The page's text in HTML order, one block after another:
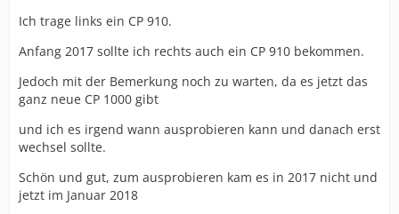
Ich trage links ein CP 910.
Anfang 2017 sollte ich rechts auch ein CP 910 bekommen.
Jedoch mit der Bemerkung noch zu warten, da es jetzt das
ganz neue CP 1000 gibt
und ich es irgend wann ausprobieren kann und danach erst
wechsel sollte.
Schön und gut, zum ausprobieren kam es in 2017 nicht und
jetzt im Januar 2018